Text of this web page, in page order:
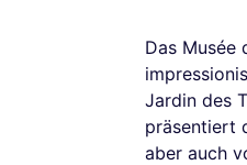
Das Musée
Jardin des
präsentiert
aber auch